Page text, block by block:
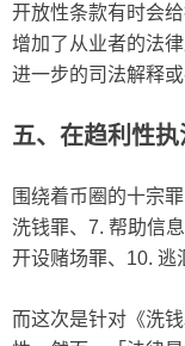
开放性条款有时会
增加了从业者的法
进一步的司法解释
五、在趋利性
围绕着币圈的十宗
洗钱罪、7. 帮助信
开设赌场罪、10. 逃
而这次是针对《洗